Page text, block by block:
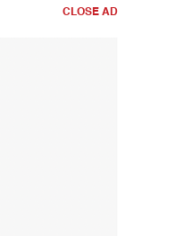
CLOSE AD